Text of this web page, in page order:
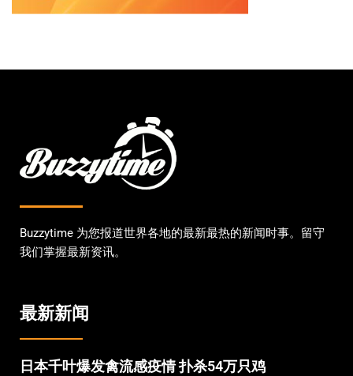
Buzzytime 为您报道世界各地的最新最热的新闻时事。留守
我们掌握最新资讯。
最新新闻
日本千叶爆发禽流感疫情 扑杀54万只鸡